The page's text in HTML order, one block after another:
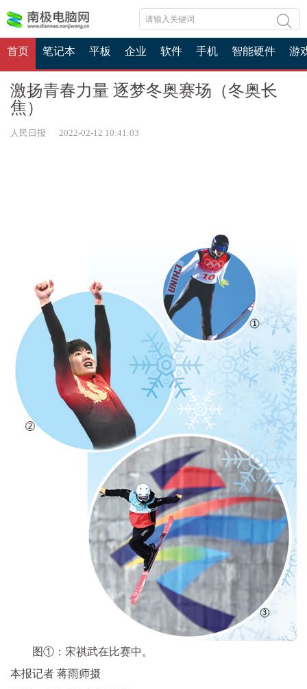
首页 笔记本 平板 企业 软件 手机 智能硬件 游
激扬青春力量 逐梦冬奥赛场（冬奥长
焦）
人民日报 2022-02-12 10:41:03
图①：宋祺武在比赛中。
本报记者 蒋雨师摄